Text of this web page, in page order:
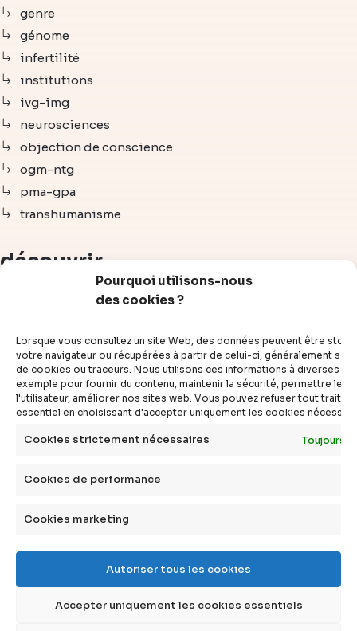
Pourquoi utilisons-nous
des cookies ?
Lorsque vous consultez un site Web, des données peuvent être
votre navigateur ou récupérées à partir de celui-ci, généralement
de cookies ou traceurs. Nous utilisons ces informations à diverses
exemple pour fournir du contenu, maintenir la sécurité, permettre le
l'utilisateur, améliorer nos sites web. Vous pouvez refuser tout
essentiel en choisissant d'accepter uniquement les cookies
Cookies strictement nécessaires Toujours
Cookies de performance
Cookies marketing
Autoriser tous les cookies
Accepter uniquement les cookies essentiels
genre
génome
infertilité
institutions
ivg-img
neurosciences
objection de conscience
ogm-ntg
pma-gpa
transhumanisme
découvrir
dossiers
experts
compléments
questions
définitions
livres
à propos
qui sommes-nous ?